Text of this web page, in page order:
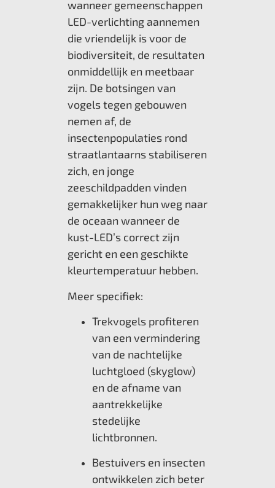
wanneer gemeenschappen
LED-verlichting aannemen
die vriendelijk is voor de
biodiversiteit, de resultaten
onmiddellijk en meetbaar
zijn. De botsingen van
vogels tegen gebouwen
nemen af, de
insectenpopulaties rond
straatlantaarns stabiliseren
zich, en jonge
zeeschildpadden vinden
gemakkelijker hun weg naar
de oceaan wanneer de
kust-LED’s correct zijn
gericht en een geschikte
kleurtemperatuur hebben.
Meer specifiek:
Trekvogels profiteren
van een vermindering
van de nachtelijke
luchtgloed (skyglow)
en de afname van
aantrekkelijke
stedelijke
lichtbronnen.
Bestuivers en insecten
ontwikkelen zich beter